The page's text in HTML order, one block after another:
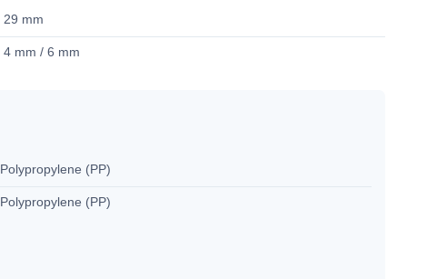
29 mm
4 mm / 6 mm
Polypropylene (PP)
Polypropylene (PP)